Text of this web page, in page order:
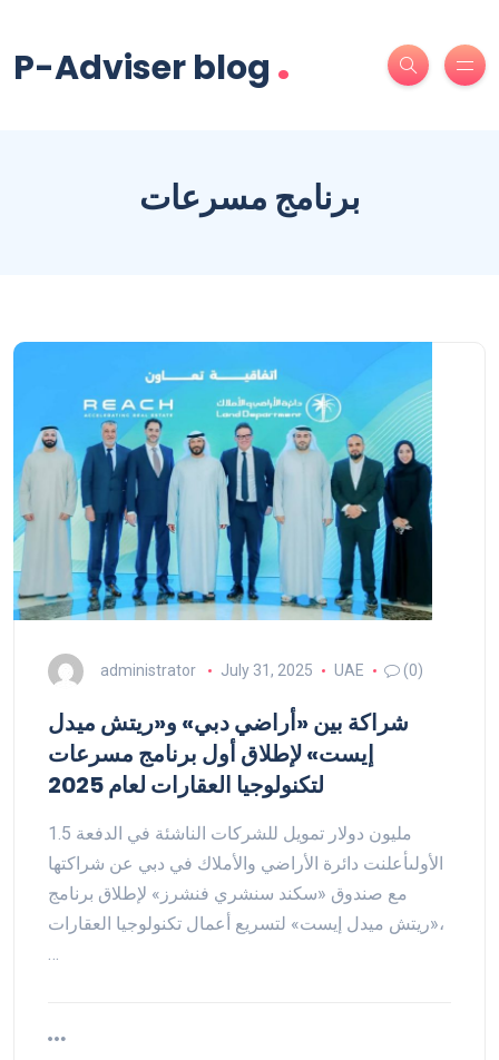
P-Adviser blog .
برنامج مسرعات
administrator July 31, 2025 UAE (0)
شراكة بين «أراضي دبي» و«ريتش ميدل
إيست» لإطلاق أول برنامج مسرعات
لتكنولوجيا العقارات لعام 2025
1.5 مليون دولار تمويل للشركات الناشئة في الدفعة
الأولىأعلنت دائرة الأراضي والأملاك في دبي عن شراكتها
مع صندوق «سكند سنشري فنشرز» لإطلاق برنامج
«ريتش ميدل إيست» لتسريع أعمال تكنولوجيا العقارات،
…